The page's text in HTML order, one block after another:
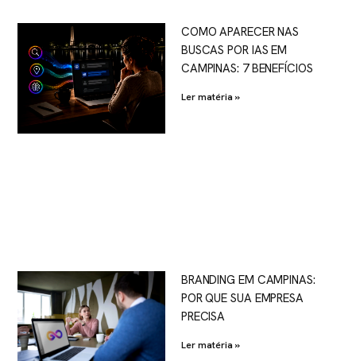
COMO APARECER NAS
BUSCAS POR IAS EM
CAMPINAS: 7 BENEFÍCIOS
Ler matéria »
BRANDING EM CAMPINAS:
POR QUE SUA EMPRESA
PRECISA
Ler matéria »